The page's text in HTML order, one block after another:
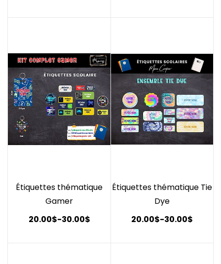
Étiquettes thématique
Gamer
20.00$-30.00$
Étiquettes thématique Tie
Dye
20.00$-30.00$